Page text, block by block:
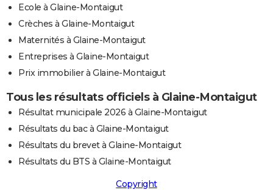
Ecole à Glaine-Montaigut
Crèches à Glaine-Montaigut
Maternités à Glaine-Montaigut
Entreprises à Glaine-Montaigut
Prix immobilier à Glaine-Montaigut
Tous les résultats officiels à Glaine-Montaigut
Résultat municipale 2026 à Glaine-Montaigut
Résultats du bac à Glaine-Montaigut
Résultats du brevet à Glaine-Montaigut
Résultats du BTS à Glaine-Montaigut
Copyright